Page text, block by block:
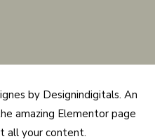
by Designindigitals. An
amazing Elementor page
all your content.